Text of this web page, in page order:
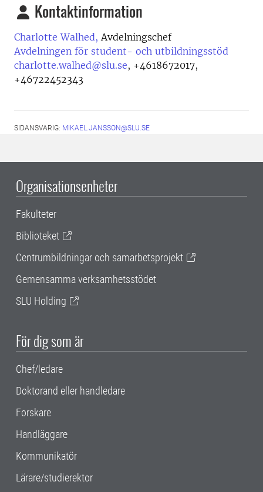
Kontaktinformation
Charlotte Walhed, Avdelningschef
Avdelningen för student- och utbildningsstöd
charlotte.walhed@slu.se, +4618672017,
+46722452343
SIDANSVARIG: MIKAEL.JANSSON@SLU.SE
Organisationsenheter
Fakulteter
Biblioteket
Centrumbildningar och samarbetsprojekt
Gemensamma verksamhetsstödet
SLU Holding
För dig som är
Chef/ledare
Doktorand eller handledare
Forskare
Handläggare
Kommunikatör
Lärare/studierektor